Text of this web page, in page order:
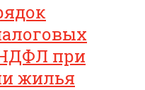
при
жилья